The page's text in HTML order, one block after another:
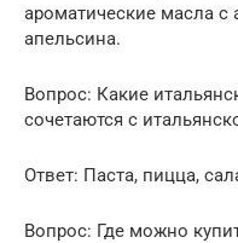
ароматические масла
апельсина.
Вопрос: Какие
сочетаются с
Ответ: Паста, пицца,
Вопрос: Где можно